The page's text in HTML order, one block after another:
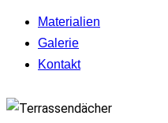
Materialien
Galerie
Kontakt